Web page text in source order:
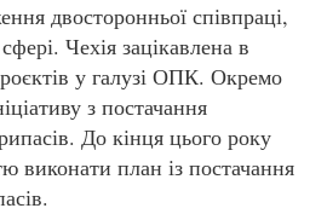
двосторонньої співпраці,
Чехія зацікавлена в
у галузі ОПК. Окремо
з постачання
До кінця цього року
виконати план із постачання